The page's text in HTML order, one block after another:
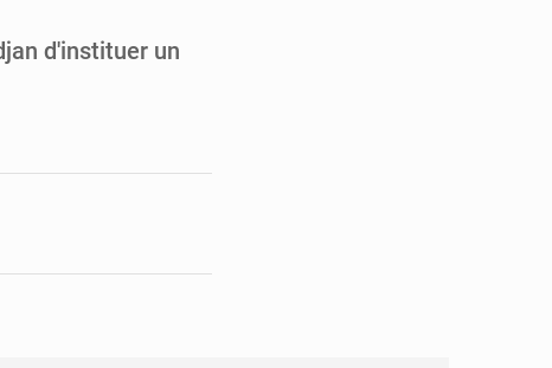
d'instituer un